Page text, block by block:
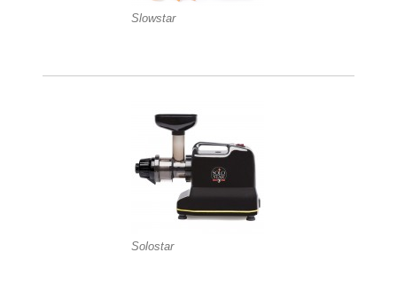
Slowstar
Solostar